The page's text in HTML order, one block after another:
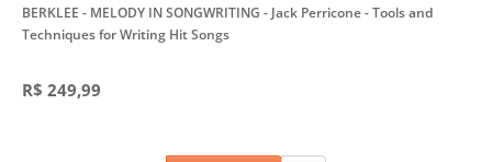
BERKLEE - MELODY IN SONGWRITING - Jack Perricone- Tools and
Techniques for Writing Hit Songs
R$ 249,99